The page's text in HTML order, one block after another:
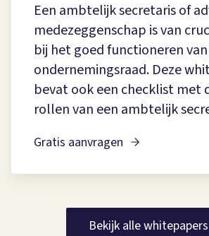
Een ambtelijk secretaris of
medezeggenschap is van
bij het goed functioneren
ondernemingsraad. Deze
bevat ook een checklist met
rollen van een ambtelijk
Gratis aanvragen
Bekijk alle whitepapers